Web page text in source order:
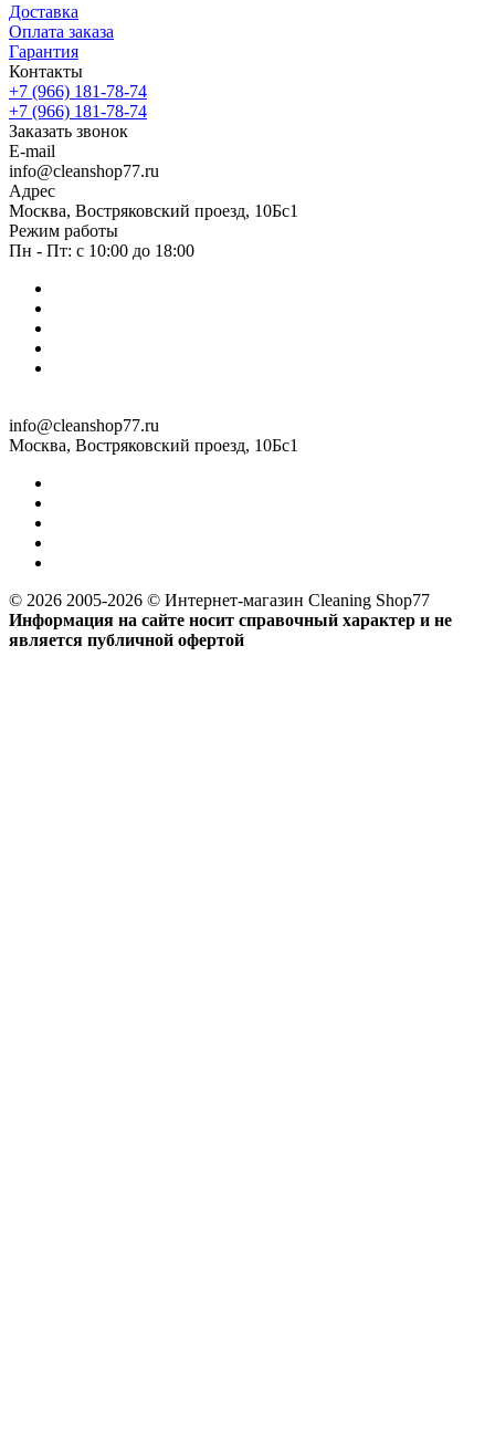
Доставка
Оплата заказа
Гарантия
Контакты
+7 (966) 181-78-74
+7 (966) 181-78-74
Заказать звонок
E-mail
info@cleanshop77.ru
Адрес
Москва, Востряковский проезд, 10Бс1
Режим работы
Пн - Пт: с 10:00 до 18:00
info@cleanshop77.ru
Москва, Востряковский проезд, 10Бс1
© 2026 2005-2026 © Интернет-магазин Cleaning Shop77
Информация на сайте носит справочный характер и не
является публичной офертой